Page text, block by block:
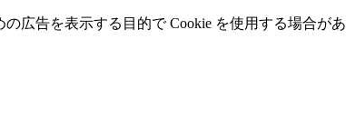
広告を表⽰する⽬的で Cookie を使⽤する場合があ